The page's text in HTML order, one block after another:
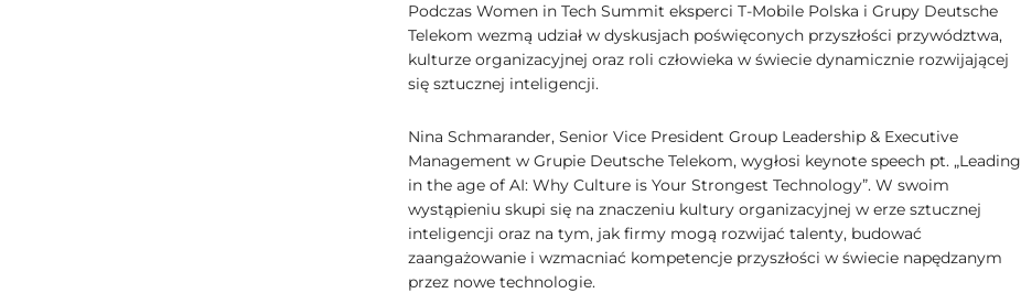
Podczas Women in Tech Summit eksperci T-Mobile Polska i Grupy Deutsche
Telekom wezmą udział w dyskusjach poświęconych przyszłości przywództwa,
kulturze organizacyjnej oraz roli człowieka w świecie dynamicznie rozwijającej
się sztucznej inteligencji.
Nina Schmarander, Senior Vice President Group Leadership & Executive
Management w Grupie Deutsche Telekom, wygłosi keynote speech pt. „Leading
in the age of AI: Why Culture is Your Strongest Technology”. W swoim
wystąpieniu skupi się na znaczeniu kultury organizacyjnej w erze sztucznej
inteligencji oraz na tym, jak firmy mogą rozwijać talenty, budować
zaangażowanie i wzmacniać kompetencje przyszłości w świecie napędzanym
przez nowe technologie.